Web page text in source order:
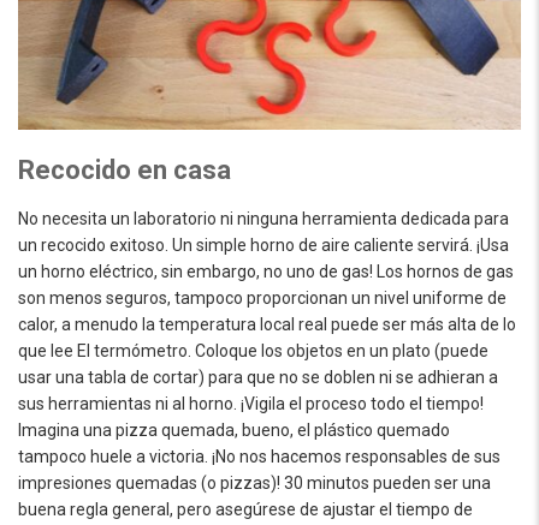
Recocido en casa
No necesita un laboratorio ni ninguna herramienta dedicada para
un recocido exitoso. Un simple horno de aire caliente servirá. ¡Usa
un horno eléctrico, sin embargo, no uno de gas! Los hornos de gas
son menos seguros, tampoco proporcionan un nivel uniforme de
calor, a menudo la temperatura local real puede ser más alta de lo
que lee El termómetro. Coloque los objetos en un plato (puede
usar una tabla de cortar) para que no se doblen ni se adhieran a
sus herramientas ni al horno. ¡Vigila el proceso todo el tiempo!
Imagina una pizza quemada, bueno, el plástico quemado
tampoco huele a victoria. ¡No nos hacemos responsables de sus
impresiones quemadas (o pizzas)! 30 minutos pueden ser una
buena regla general, pero asegúrese de ajustar el tiempo de